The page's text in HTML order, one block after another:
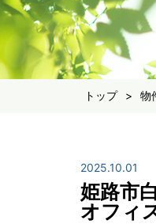
トップ > 物
2025.10.01
姫路市
オフィ